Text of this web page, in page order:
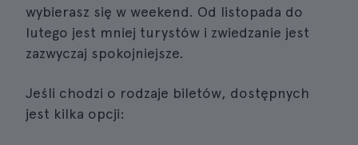
wybierasz się w weekend. Od listopada do
lutego jest mniej turystów i zwiedzanie jest
zazwyczaj spokojniejsze.
Jeśli chodzi o rodzaje biletów, dostępnych
jest kilka opcji: